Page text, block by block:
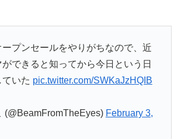
プンセールをやりがちなので、近
できると知ってから今日という日
いた pic.twitter.com/SWKaJzHQIB
February 3,